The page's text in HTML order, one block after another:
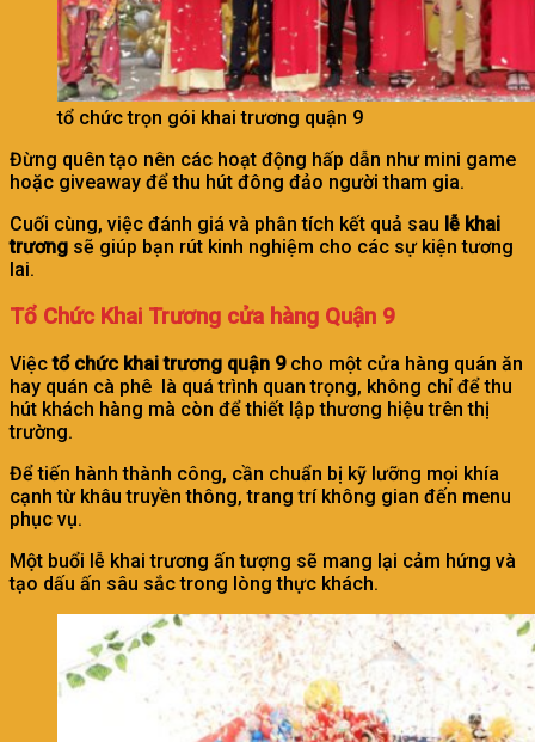
tổ chức trọn gói khai trương quận 9
Đừng quên tạo nên các hoạt động hấp dẫn như mini game
hoặc giveaway để thu hút đông đảo người tham gia.
Cuối cùng, việc đánh giá và phân tích kết quả sau lễ khai
trương sẽ giúp bạn rút kinh nghiệm cho các sự kiện tương
lai.
Tổ Chức Khai Trương cửa hàng Quận 9
Việctổ chức khai trương quận 9cho một cửa hàng quán ăn
hay quán cà phê là quá trình quan trọng, không chỉ để thu
hút khách hàng mà còn để thiết lập thương hiệu trên thị
trường.
Để tiến hành thành công, cần chuẩn bị kỹ lưỡng mọi khía
cạnh từ khâu truyền thông, trang trí không gian đến menu
phục vụ.
Một buổi lễ khai trương ấn tượng sẽ mang lại cảm hứng và
tạo dấu ấn sâu sắc trong lòng thực khách.